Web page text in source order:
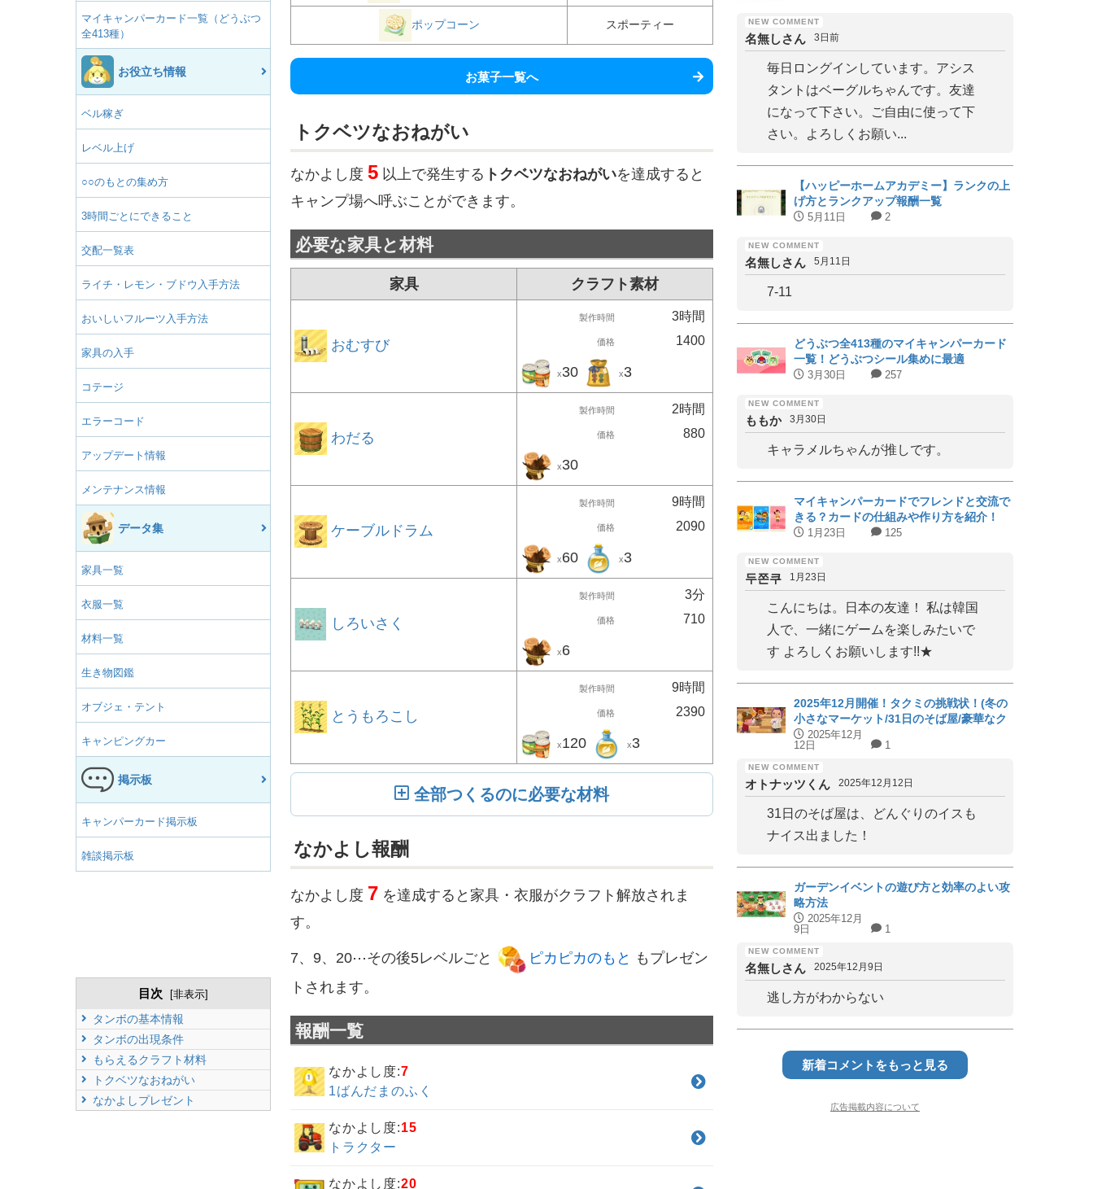
マイキャンパーカード一覧（どうぶつ
全413種）
お役立ち情報
ベル稼ぎ
レベル上げ
○○のもとの集め方
3時間ごとにできること
交配一覧表
ライチ・レモン・ブドウ入手方法
おいしいフルーツ入手方法
家具の入手
コテージ
エラーコード
アップデート情報
メンテナンス情報
データ集
家具一覧
衣服一覧
材料一覧
生き物図鑑
オブジェ・テント
キャンピングカー
掲示板
キャンパーカード掲示板
雑談掲示板
目次 [非表示]
タンボの基本情報
タンボの出現条件
もらえるクラフト材料
トクベツなおねがい
なかよしプレゼント
ポップコーン スポーティー
お菓子一覧へ
トクベツなおねがい
なかよし度 5 以上で発生する トクベツなおねがいを達成すると
キャンプ場へ呼ぶことができます。
必要な家具と材料
家具 クラフト素材
おむすび
製作時間 3時間
価格 1400
x30 x3
わだる
製作時間 2時間
価格 880
x30
ケーブルドラム
製作時間 9時間
価格 2090
x60 x3
しろいさく
製作時間 3分
価格 710
x6
とうもろこし
製作時間 9時間
価格 2390
x120 x3
全部つくるのに必要な材料
なかよし報酬
なかよし度 7 を達成すると家具・衣服がクラフト解放されま
す。
7、9、20⋯その後5レベルごと ピカピカのもと もプレゼン
トされます。
報酬一覧
なかよし度:7
1ばんだまのふく
なかよし度:15
トラクター
なかよし度:20
名無しさん 3日前
毎日ロングインしています。アシス
タントはベーグルちゃんです。友達
になって下さい。ご自由に使って下
さい。よろしくお願い...
【ハッピーホームアカデミー】ランクの上
げ方とランクアップ報酬一覧
5月11日 2
名無しさん 5月11日
7-11
どうぶつ全413種のマイキャンパーカード
一覧！どうぶつシール集めに最適
3月30日 257
ももか 3月30日
キャラメルちゃんが推しです。
マイキャンパーカードでフレンドと交流で
きる？カードの仕組みや作り方を紹介！
1月23日 125
두쫀쿠 1月23日
こんにちは。日本の友達！ 私は韓国
人で、一緒にゲームを楽しみたいで
す よろしくお願いします!!★
2025年12月開催！タクミの挑戦状！(冬の
小さなマーケット/31日のそば屋/豪華なク
リスマス会)パーフェクト家具と代用家具
を紹介！【ハッピーホームアカデミー】
2025年12月
12日
1
オトナッツくん 2025年12月12日
31日のそば屋は、どんぐりのイスも
ナイス出ました！
ガーデンイベントの遊び方と効率のよい攻
略方法
2025年12月
9日
1
名無しさん 2025年12月9日
逃し方がわからない
新着コメントをもっと見る
広告掲載内容について